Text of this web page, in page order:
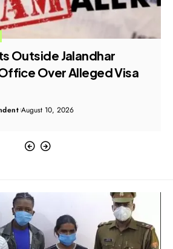
Outside Jalandhar
Over Alleged Visa
August 10, 2026